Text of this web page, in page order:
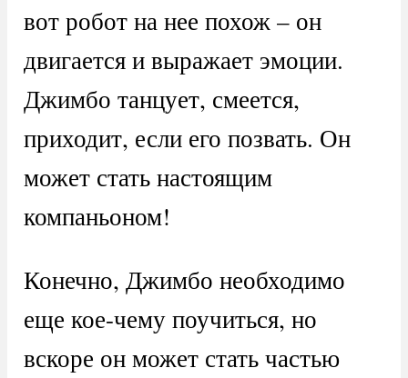
вот робот на нее похож – он
двигается и выражает эмоции.
Джимбо танцует, смеется,
приходит, если его позвать. Он
может стать настоящим
компаньоном!
Конечно, Джимбо необходимо
еще кое-чему поучиться, но
вскоре он может стать частью